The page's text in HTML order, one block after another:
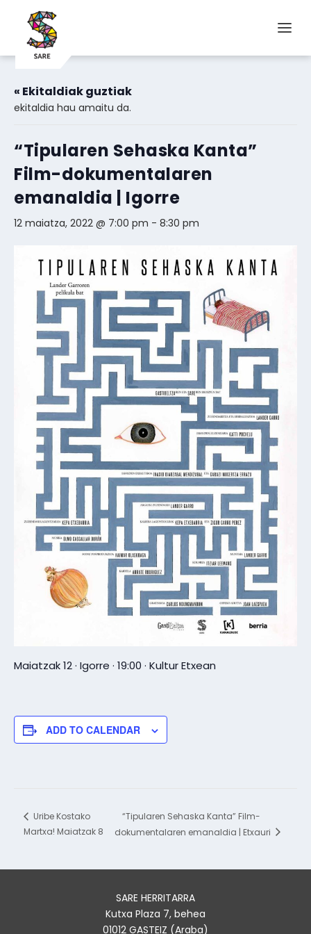
« Ekitaldiak guztiak
ekitaldia hau amaitu da.
“Tipularen Sehaska Kanta”
Film-dokumentalaren
emanaldia | Igorre
12 maiatza, 2022 @ 7:00 pm - 8:30 pm
Maiatzak 12 · Igorre · 19:00 · Kultur Etxean
ADD TO CALENDAR
Uribe Kostako
Martxa! Maiatzak 8
“Tipularen Sehaska Kanta” Film-
dokumentalaren emanaldia | Etxauri
SARE HERRITARRA
Kutxa Plaza 7, behea
01012 GASTEIZ (Araba)